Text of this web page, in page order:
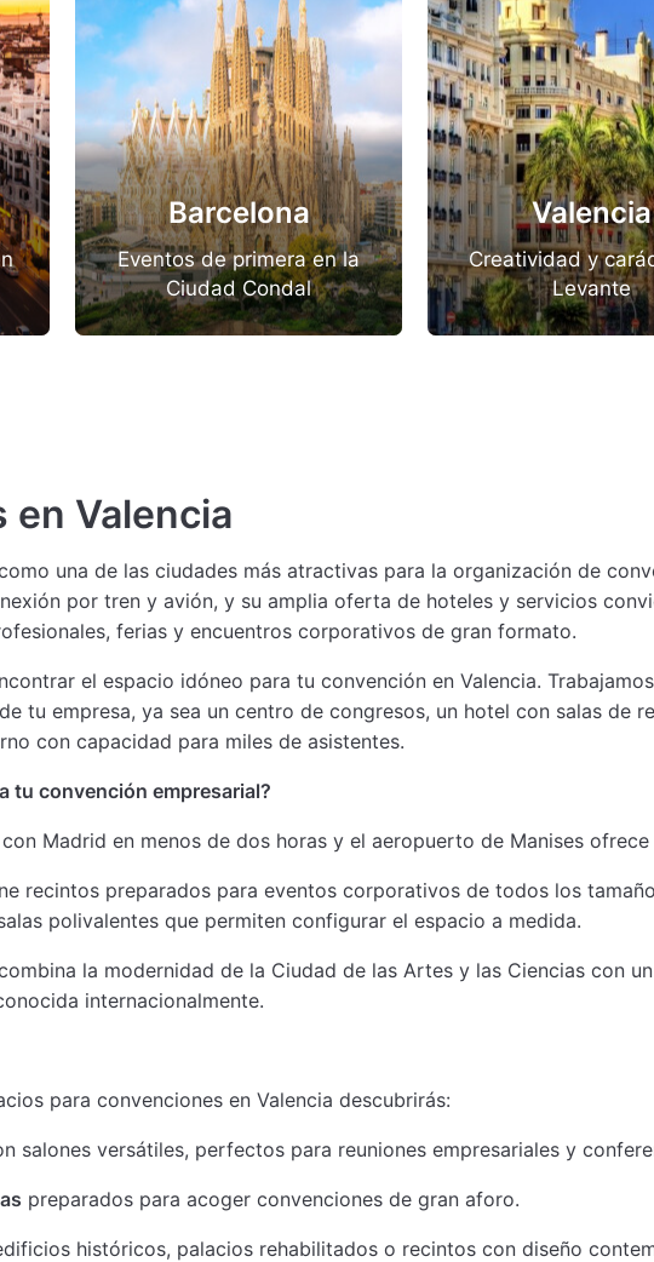
Barcelona
Eventos de primera en la
Ciudad Condal
Valencia
Creatividad y
Levante
en Valencia
una de las ciudades más atractivas para la organización de
por tren y avión, y su amplia oferta de hoteles y servicios
ferias y encuentros corporativos de gran formato.
el espacio idóneo para tu convención en Valencia.
tu empresa, ya sea un centro de congresos, un hotel con salas de
con capacidad para miles de asistentes.
tu convención empresarial?
con Madrid en menos de dos horas y el aeropuerto de Manises
recintos preparados para eventos corporativos de todos los
polivalentes que permiten configurar el espacio a medida.
la modernidad de la Ciudad de las Artes y las Ciencias con
internacionalmente.
para convenciones en Valencia descubrirás:
salones versátiles, perfectos para reuniones empresariales y
preparados para acoger convenciones de gran aforo.
históricos, palacios rehabilitados o recintos con diseño